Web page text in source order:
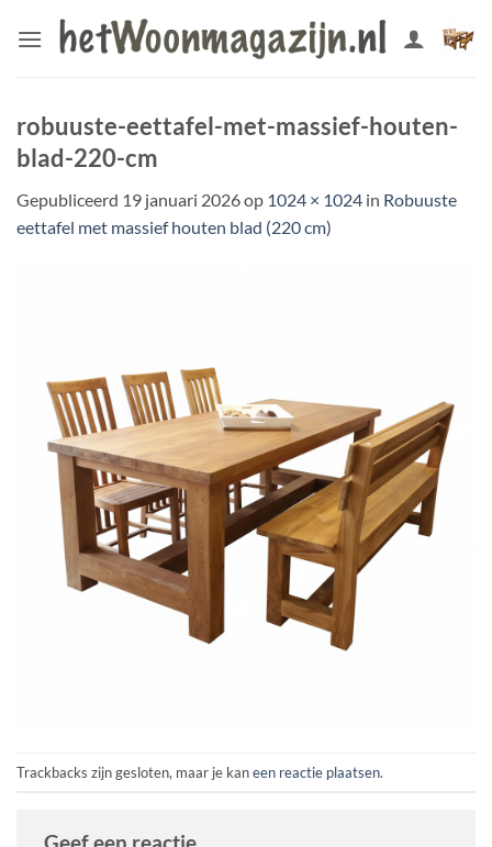
naar
robuuste-eettafel-met-massief-houten-
blad-220-cm
Gepubliceerd 19 januari 2026op 1024 × 1024 in Robuuste
eettafel met massief houten blad (220 cm)
Trackbacks zijn gesloten, maar je kaneen reactie plaatsen.